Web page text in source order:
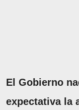
El Gobierno
expectativa la